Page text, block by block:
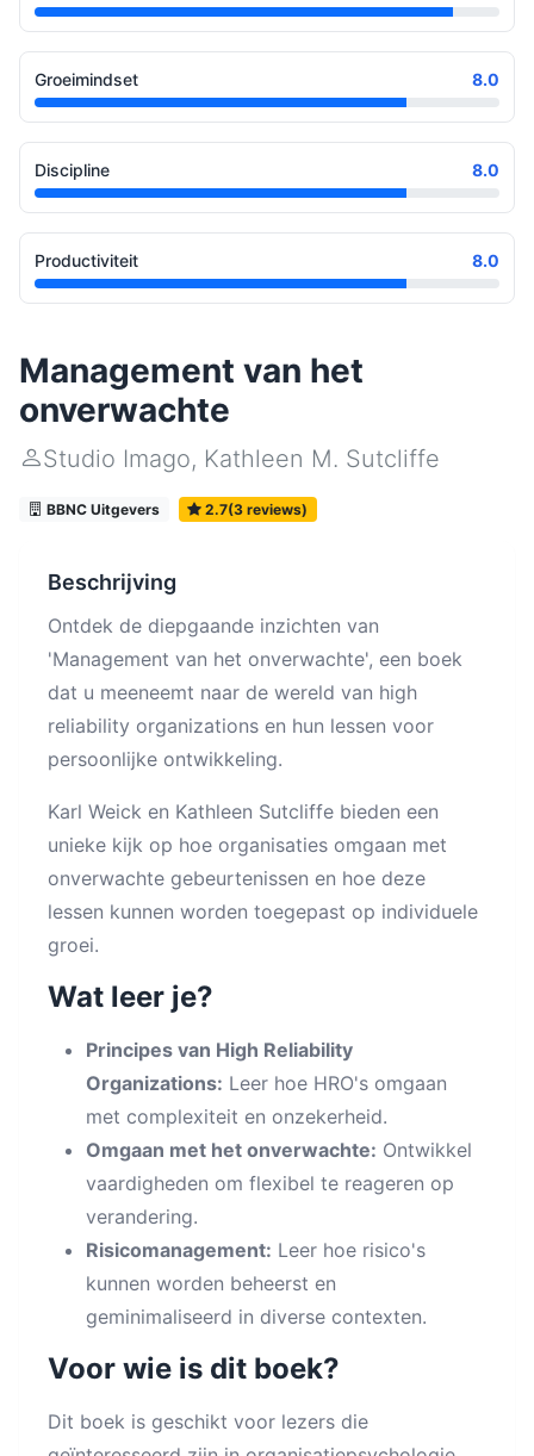
Groeimindset 8.0
Discipline 8.0
Productiviteit 8.0
Management van het
onverwachte
Studio Imago, Kathleen M. Sutcliffe
BBNC Uitgevers 2.7(3 reviews)
Beschrijving
Ontdek de diepgaande inzichten van
'Management van het onverwachte', een boek
dat u meeneemt naar de wereld van high
reliability organizations en hun lessen voor
persoonlijke ontwikkeling.
Karl Weick en Kathleen Sutcliffe bieden een
unieke kijk op hoe organisaties omgaan met
onverwachte gebeurtenissen en hoe deze
lessen kunnen worden toegepast op individuele
groei.
Wat leer je?
Principes van High Reliability
Organizations: Leer hoe HRO's omgaan
met complexiteit en onzekerheid.
Omgaan met het onverwachte: Ontwikkel
vaardigheden om flexibel te reageren op
verandering.
Risicomanagement: Leer hoe risico's
kunnen worden beheerst en
geminimaliseerd in diverse contexten.
Voor wie is dit boek?
Dit boek is geschikt voor lezers die